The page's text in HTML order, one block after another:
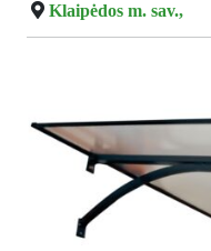
Klaipėdos m. sav.,